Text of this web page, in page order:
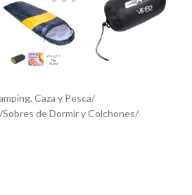
Caza y Pesca/
/Sobres de Dormir y Colchones/